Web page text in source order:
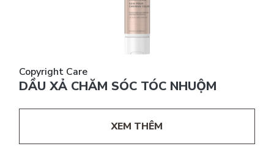
Copyright Care
DẦU XẢ CHĂM SÓC TÓC NHUỘM
XEM THÊM